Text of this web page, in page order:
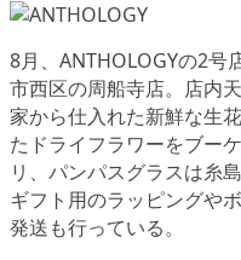
8月、ANTHOLOGYの2号
市西区の周船寺店。店内
家から仕入れた新鮮な生
たドライフラワーをブー
リ、パンパスグラスは糸
ギフト用のラッピングや
発送も行っている。